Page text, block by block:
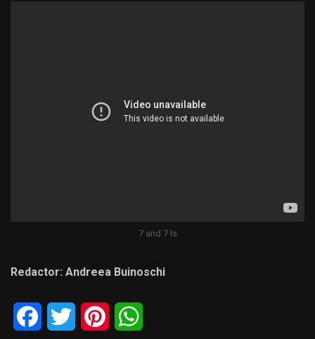
7 and 7 Is
Redactor: Andreea Buinoschi
Facebook
Twitter Pinterest